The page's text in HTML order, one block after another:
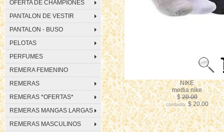
OFERTA DE CHAMPIONES
PANTALON DE VESTIR
PANTALON - BUSO
PELOTAS
PERFUMES
REMERA FEMENINO
REMERAS
REMERAS *OFERTAS*
REMERAS MANGAS LARGAS
REMERAS MASCULINOS
NIKE
media nike
$20.00
contado:$ 20.00